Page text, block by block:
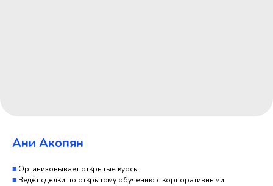
Ани Акопян
■ Организовывает открытые курсы
■ Ведёт сделки по открытому обучению с корпоративными